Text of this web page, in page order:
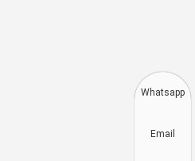
Vietnamese
Whatsapp
Email